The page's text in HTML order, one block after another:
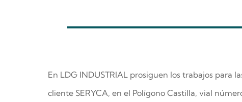
En LDG INDUSTRIAL prosiguen los trabajos para
cliente SERYCA, en el Polígono Castilla, vial